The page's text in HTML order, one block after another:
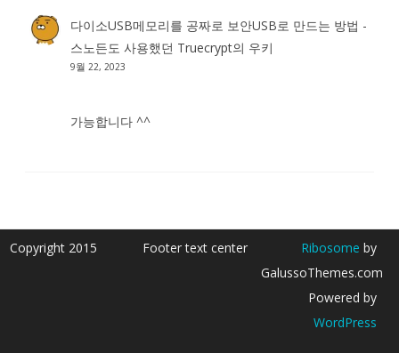
다이소USB메모리를 공짜로 보안USB로 만드는 방법 -
스노든도 사용했던 Truecrypt의 우키
9월 22, 2023
가능합니다 ^^
Copyright 2015 Footer text center Ribosome by
GalussoThemes.com
Powered by
WordPress